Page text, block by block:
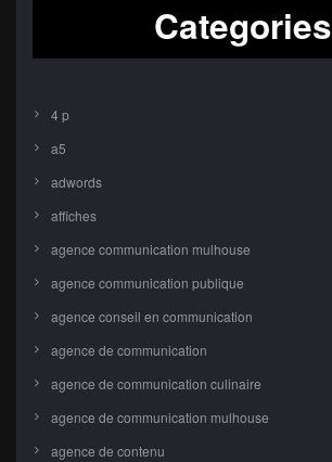
Categories
4 p
a5
adwords
affiches
agence communication mulhouse
agence communication publique
agence conseil en communication
agence de communication
agence de communication culinaire
agence de communication mulhouse
agence de contenu